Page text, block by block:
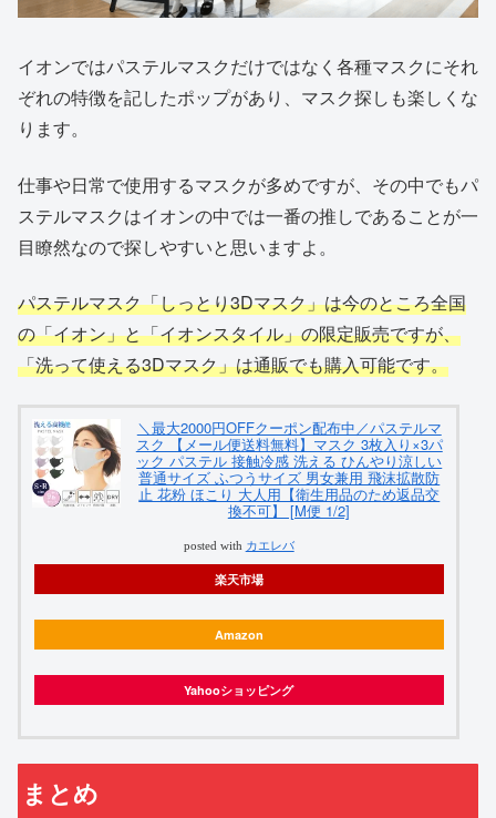
イオンではパステルマスクだけではなく各種マスクにそれ
ぞれの特徴を記したポップがあり、マスク探しも楽しくな
ります。
仕事や日常で使用するマスクが多めですが、その中でもパ
ステルマスクはイオンの中では一番の推しであることが一
目瞭然なので探しやすいと思いますよ。
パステルマスク「しっとり3Dマスク」は今のところ全国
の「イオン」と「イオンスタイル」の限定販売ですが、
「洗って使える3Dマスク」は通販でも購入可能です。
＼最大2000円OFFクーポン配布中／パステルマ
スク 【メール便送料無料】マスク 3枚入り×3パ
ック パステル 接触冷感 洗える ひんやり涼しい
普通サイズ ふつうサイズ 男女兼用 飛沫拡散防
止 花粉 ほこり 大人用【衛生用品のため返品交
換不可】 [M便 1/2]
posted with カエレバ
楽天市場
Amazon
Yahooショッピング
まとめ